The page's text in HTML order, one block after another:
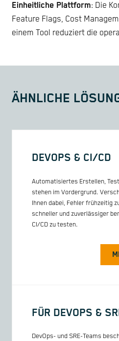
Einheitliche Plattform: Die
Feature Flags, Cost
einem Tool reduziert die
ÄHNLICHE
DEVOPS & CI/CD
Automatisiertes Erstellen,
stehen im Vordergrund.
Ihnen dabei, Fehler frühzeitig
schneller und zuverlässiger
CI/CD zu testen.
FÜR DEVOPS &
DevOps- und SRE-Teams